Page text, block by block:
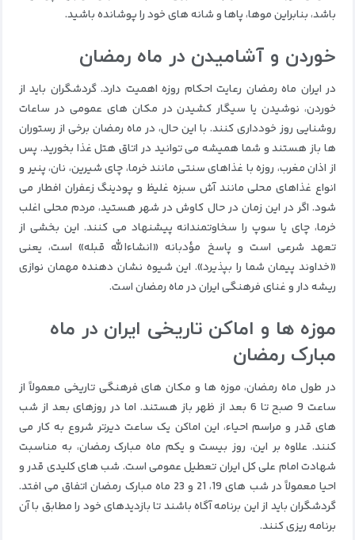
باشد، بنابراین موها، پاها و شانه های خود را پوشانده باشید.
خوردن و آشامیدن در ماه رمضان
در ایران ماه رمضان رعایت احکام روزه اهمیت دارد. گردشگران باید از
خوردن، نوشیدن یا سیگار کشیدن در مکان های عمومی در ساعات
روشنایی روز خودداری کنند. با این حال، در ماه رمضان برخی از رستوران
ها باز هستند و شما همیشه می توانید در اتاق هتل غذا بخورید. پس
از اذان مغرب، روزه با غذاهای سنتی مانند خرما، چای شیرین، نان، پنیر و
انواع غذاهای محلی مانند آش سبزه غلیظ و پودینگ زعفران افطار می
شود. اگر در این زمان در حال کاوش در شهر هستید، مردم محلی اغلب
خرما، چای یا سوپ را سخاوتمندانه پیشنهاد می کنند. این بخشی از
تعهد شرعی است و پاسخ مؤدبانه «انشاءالله قبله» است، یعنی
«خداوند پیمان شما را بپذیرد». این شیوه نشان دهنده مهمان نوازی
ریشه دار و غنای فرهنگی ایران در ماه رمضان است.
موزه ها و اماکن تاریخی ایران در ماه
مبارک رمضان
در طول ماه رمضان، موزه ها و مکان های فرهنگی تاریخی معمولاً از
ساعت 9 صبح تا 6 بعد از ظهر باز هستند.
اما در روزهای بعد از شب
های قدر و مراسم احیاء، این اماکن یک ساعت دیرتر شروع به کار می
کنند. علاوه بر این، روز بیست و یکم ماه مبارک رمضان، به مناسبت
شهادت امام علی کل ایران تعطیل عمومی است. شب های کلیدی قدر و
احیا معمولاً در شب های 19، 21 و 23 ماه مبارک رمضان اتفاق می افتد.
گردشگران باید از این برنامه آگاه باشند تا بازدیدهای خود را مطابق با آن
برنامه ریزی کنند.